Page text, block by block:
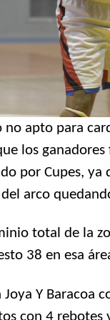
no apto para
los
por Cupes,
arco
total de la
38 en esa
Y Baracoa
con 4